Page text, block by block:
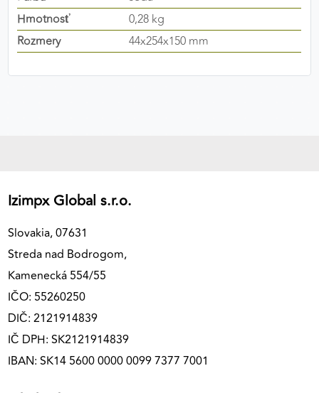
Hmotnosť
0,28 kg
Rozmery
44x254x150 mm
Izimpx Global s.r.o.
Slovakia, 07631
Streda nad Bodrogom,
Kamenecká 554/55
IČO: 55260250
DIČ: 2121914839
IČ DPH: SK2121914839
IBAN: SK14 5600 0000 0099 7377 7001
výkon a funkčnosť našich stránok.
Google Analytics
Poskytovateľ: Google
zobrazovať cielenú a relevantnú reklamu, a to na
Google Ads